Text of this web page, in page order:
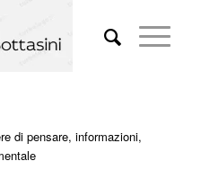
di pensare, informazioni,